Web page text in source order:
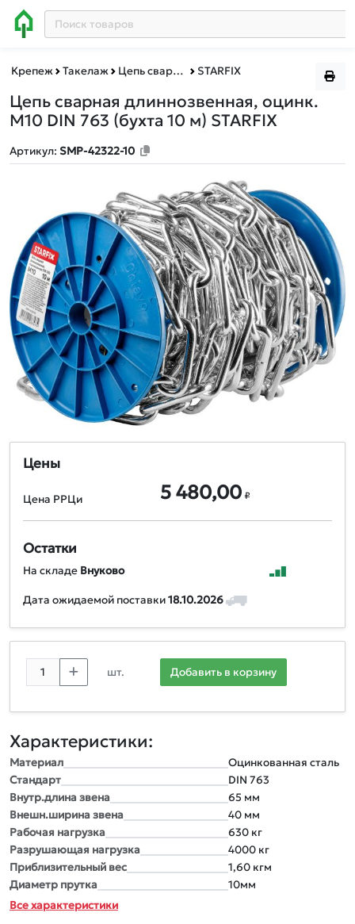
Крепеж Такелаж Цепь сварная длиннозвенная DIN 763 STARFIX
Цепь сварная длиннозвенная, оцинк.
М10 DIN 763 (бухта 10 м) STARFIX
Артикул: SMP-42322-10
Цены
Цена РРЦи 5 480,00 ₽
Остатки
На складе Внуково
Дата ожидаемой поставки18.10.2026
шт. Добавить в корзину
Характеристики:
Материал
Оцинкованная сталь
Стандарт
DIN 763
Внутр.длина звена
65 мм
Внешн.ширина звена
40 мм
Рабочая нагрузка
630 кг
Разрушающая нагрузка
4000 кг
Приблизительный вес
1,60 кгм
Диаметр прутка
10мм
Все характеристики